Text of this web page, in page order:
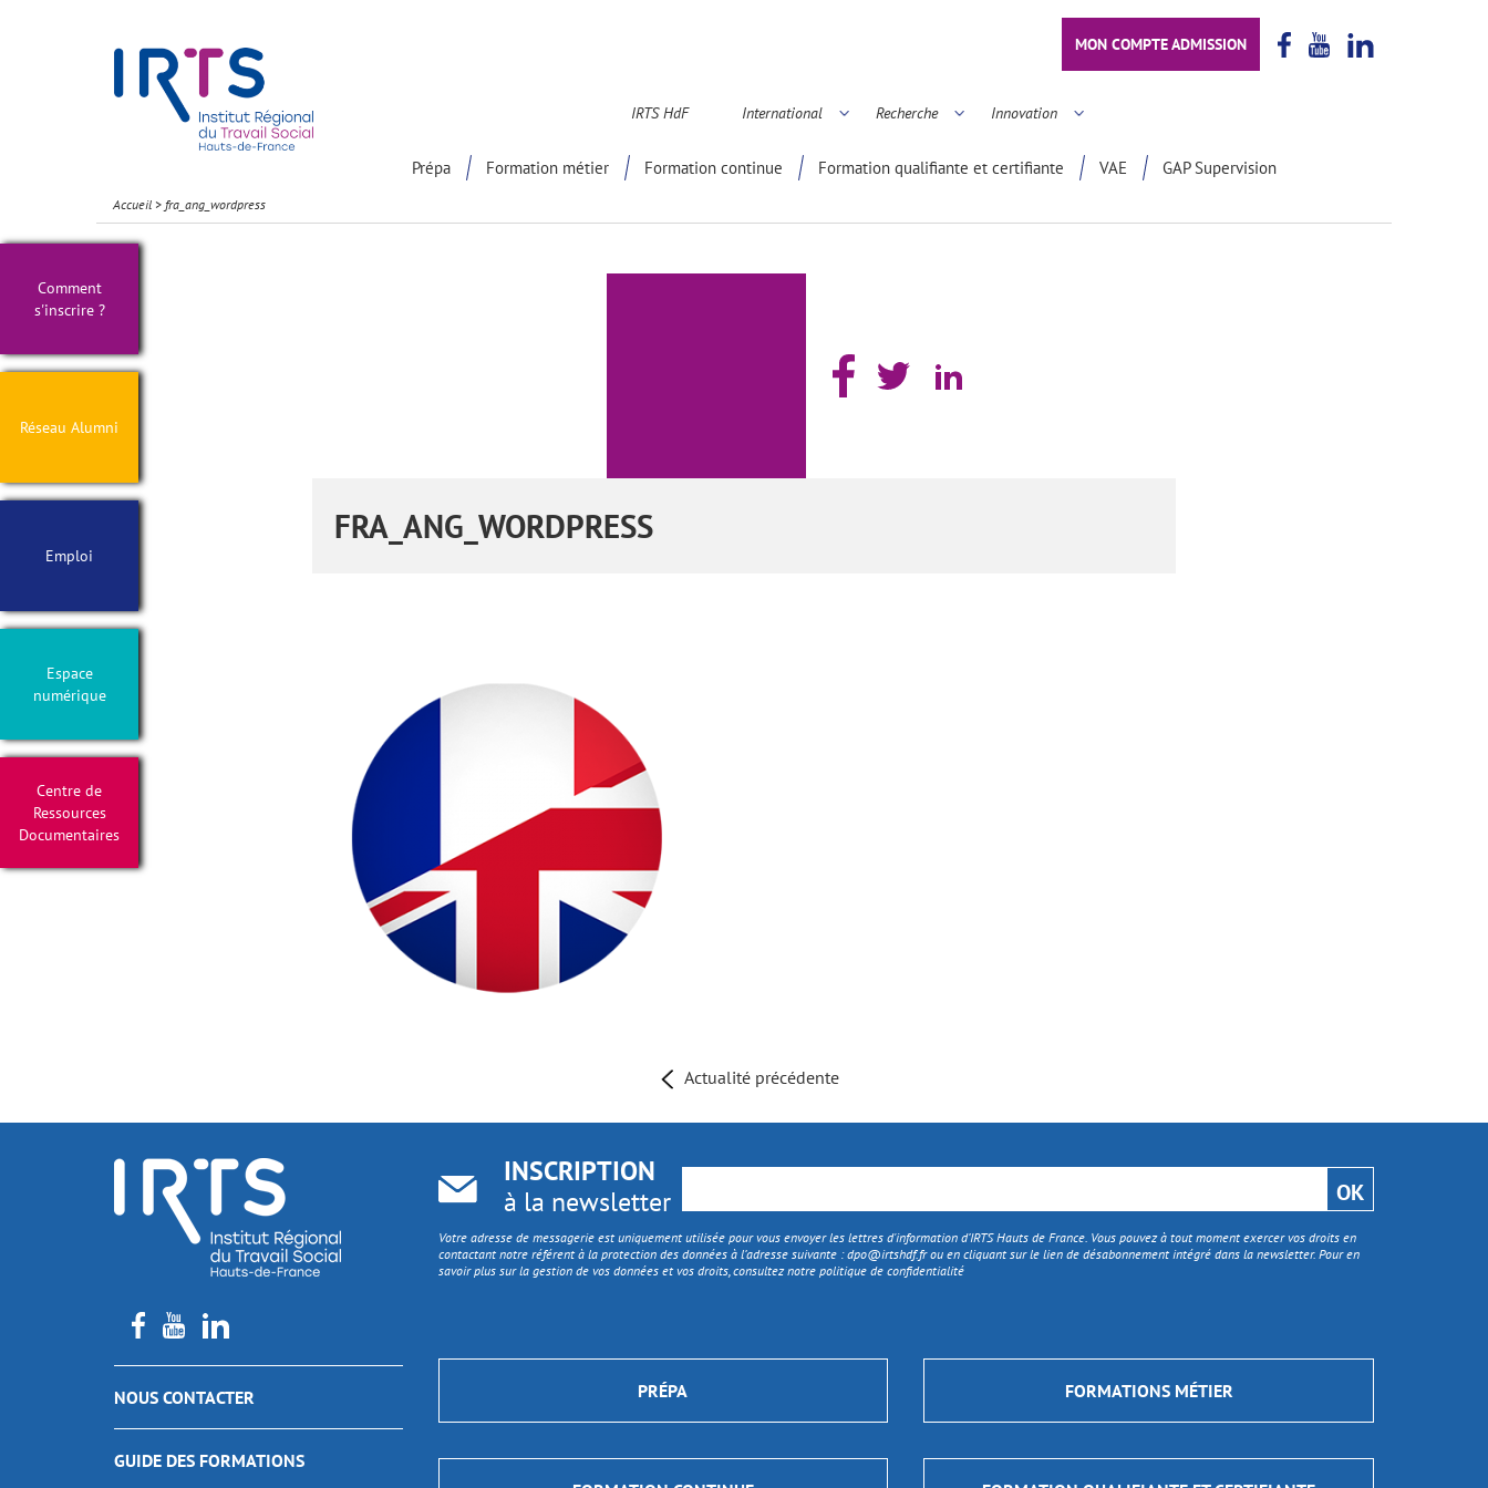
MON COMPTE ADMISSION
IRTS HdF International Recherche Innovation
Prépa Formation métier Formation continue Formation qualifiante et certifiante VAE GAP Supervision
Comment
s'inscrire ?
Réseau Alumni
Emploi
Espace
numérique
Centre de
Ressources
Documentaires
Accueil > fra_ang_wordpress
FRA_ANG_WORDPRESS
Actualité précédente
NOUS CONTACTER
GUIDE DES FORMATIONS
INSCRIPTION
à la newsletter
Votre adresse de messagerie est uniquement utilisée pour vous envoyer les lettres d'information d’IRTS Hauts de France. Vous pouvez à tout moment exercer vos droits en
contactant notre référent à la protection des données à l’adresse suivante :dpo@irtshdf.frou en cliquant sur le lien de désabonnement intégré dans la newsletter. Pour en
savoir plus sur la gestion de vos données et vos droits, consultez notre politique de confidentialité
PRÉPA FORMATIONS MÉTIER